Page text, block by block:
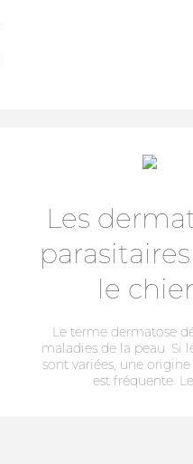
Les
le
Le terme dermatose
maladies de la peau. Si
sont variées, une
est fréquente.